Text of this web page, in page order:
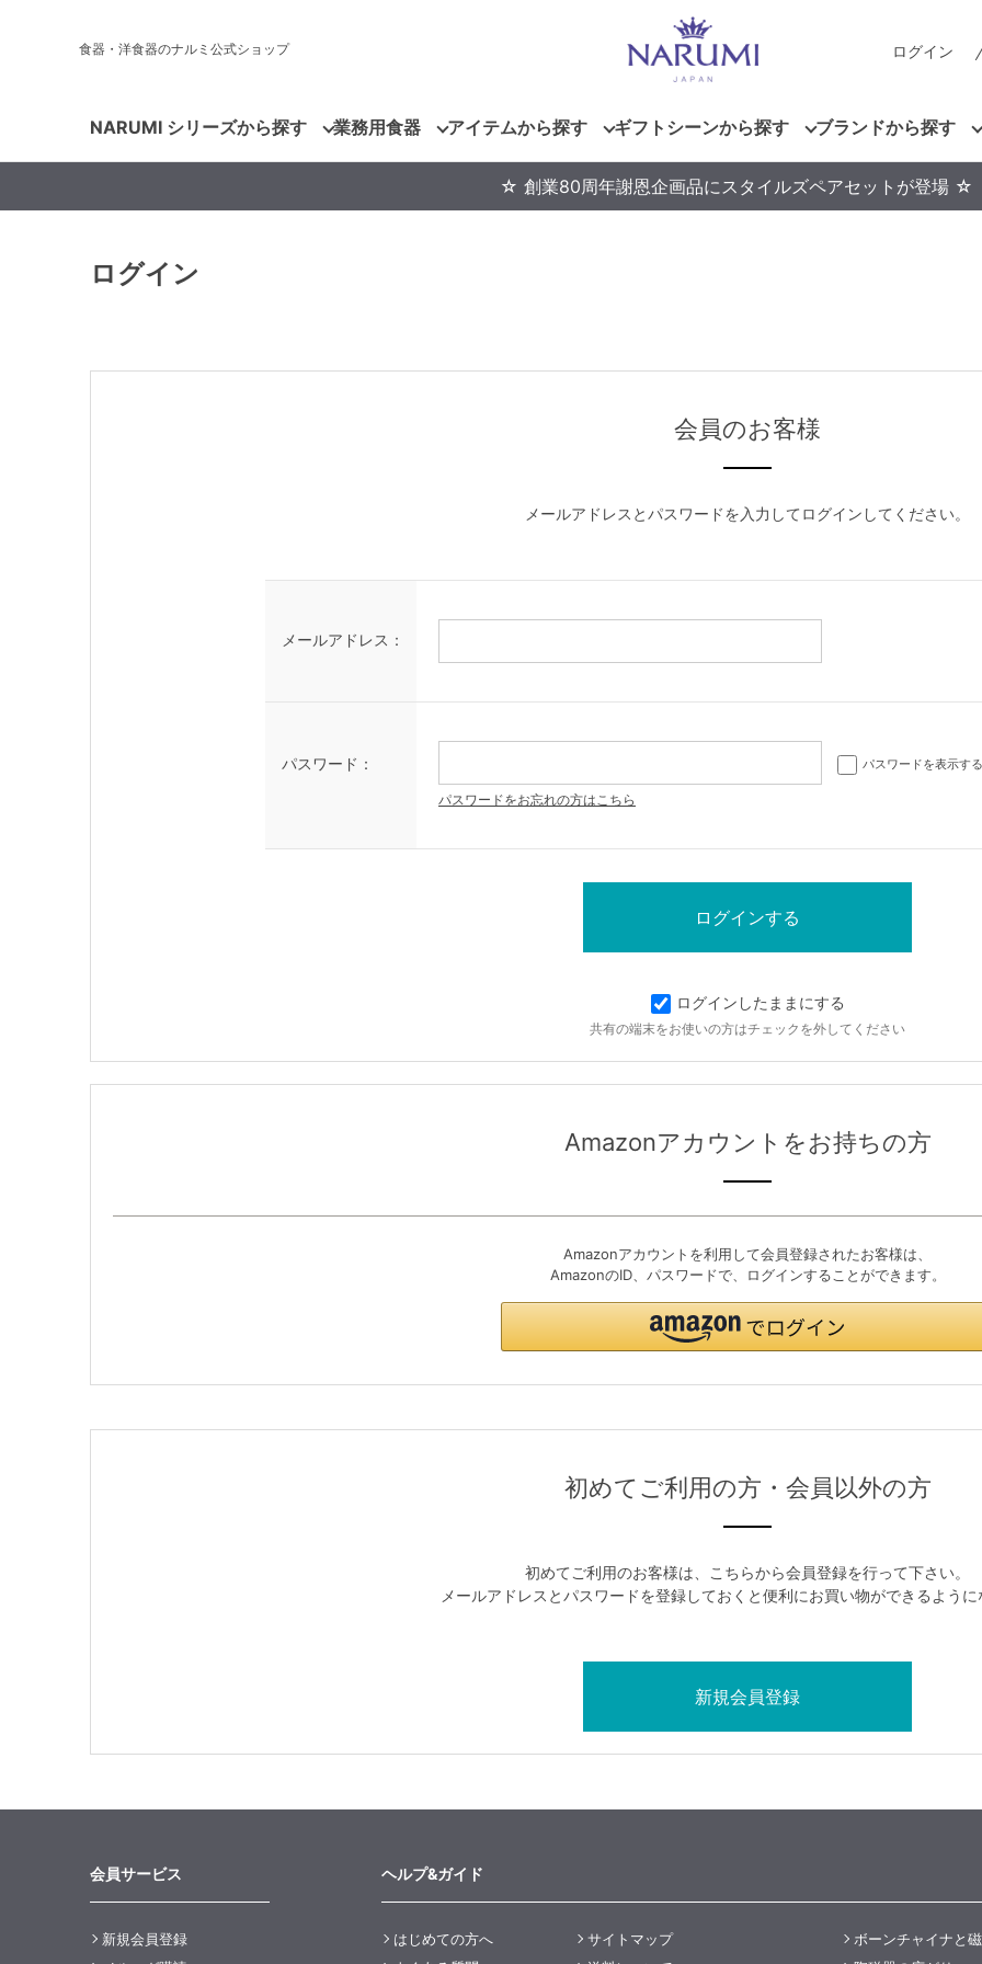
食器・洋食器のナルミ公式ショップ ログイン
NARUMI シリーズから探す 業務用食器 アイテムから探す ギフトシーンから探す ブランドから探す
☆ 創業80周年謝恩企画品にスタイルズペアセットが登場 ☆
ログイン
会員のお客様
メールアドレスとパスワードを入力してログインしてください。
メールアドレス：
パスワード： パスワードを表示する
パスワードをお忘れの方はこちら
ログインしたままにする
共有の端末をお使いの方はチェックを外してください
Amazonアカウントをお持ちの方
Amazonアカウントを利用して会員登録されたお客様は、
AmazonのID、パスワードで、ログインすることができます。
初めてご利用の方・会員以外の方
初めてご利用のお客様は、こちらから会員登録を行って下さい。
メールアドレスとパスワードを登録しておくと便利にお買い物ができるよう
会員サービス
新規会員登録
ヘルプ&ガイド
はじめての方へ
サイトマップ
ボーンチャイナと